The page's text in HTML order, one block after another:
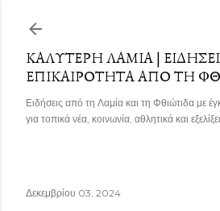
ΚΑΛΎΤΕΡΗ ΛΑΜΊΑ |
ΕΠΙΚΑΙΡΌΤΗΤΑ ΑΠΌ ΤΗ
Ειδήσεις από τη Λαμία και τη Φθιώτιδα με
για τοπικά νέα, κοινωνία, αθλητικά και
Δεκεμβρίου 03, 2024